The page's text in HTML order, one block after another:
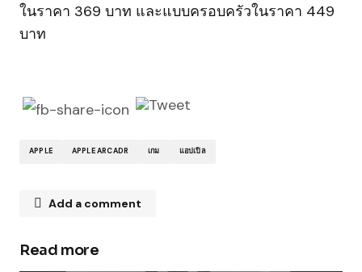
ในราคา 369 บาท และแบบครอบครัวในราคา 449
บาท
APPLE APPLE ARCADR เกม แอปเปิล
Add a comment
Read more